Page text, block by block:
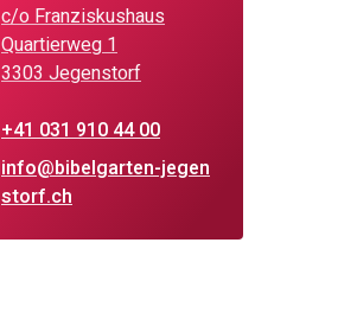
c/o Franziskushaus
Quartierweg 1
3303 Jegenstorf
+41 031 910 44 00
info@bibelgarten-jegen
storf.ch